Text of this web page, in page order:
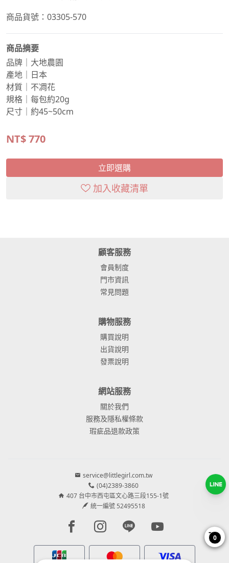
商品貨號：03305-570
商品摘要
品牌｜大地農園
產地｜日本
材質｜不凋花
規格｜每包約20g
尺寸｜約45~50cm
NT$770
立即選購
加入收藏清單
顧客服務
會員制度
門市資訊
常見問題
購物服務
購買說明
出貨說明
發票說明
網站服務
關於我們
服務及隱私權條款
瑕疵品退款政策
service@littlegirl.com.tw
(04)2389-3860
407 台中市西屯區文心路三段155-1號
統一編號 52495518
Facebook page
Instagram page
Line pageYoutube page
0